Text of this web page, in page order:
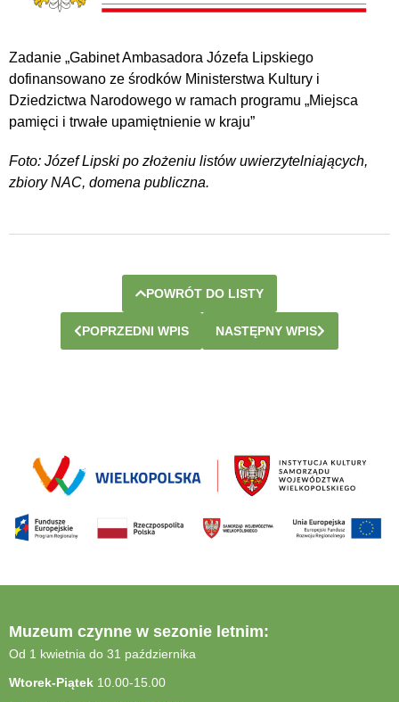
Zadanie „Gabinet Ambasadora Józefa Lipskiego
dofinansowano ze środków Ministerstwa Kultury i
Dziedzictwa Narodowego w ramach programu „Miejsca
pamięci i trwałe upamiętnienie w kraju”
Foto: Józef Lipski po złożeniu listów uwierzytelniających,
zbiory NAC, domena publiczna.
POWRÓT DO LISTY
POPRZEDNI WPIS NASTĘPNY WPIS
Muzeum czynne w sezonie letnim:
Od 1 kwietnia do 31 października
Wtorek-Piątek 10.00-15.00